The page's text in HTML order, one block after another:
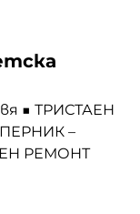
■ ТРИСТАЕН
–
РЕМОНТ